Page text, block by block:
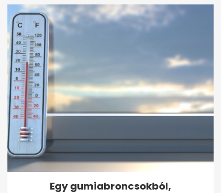
Egy gumiabroncsokból,